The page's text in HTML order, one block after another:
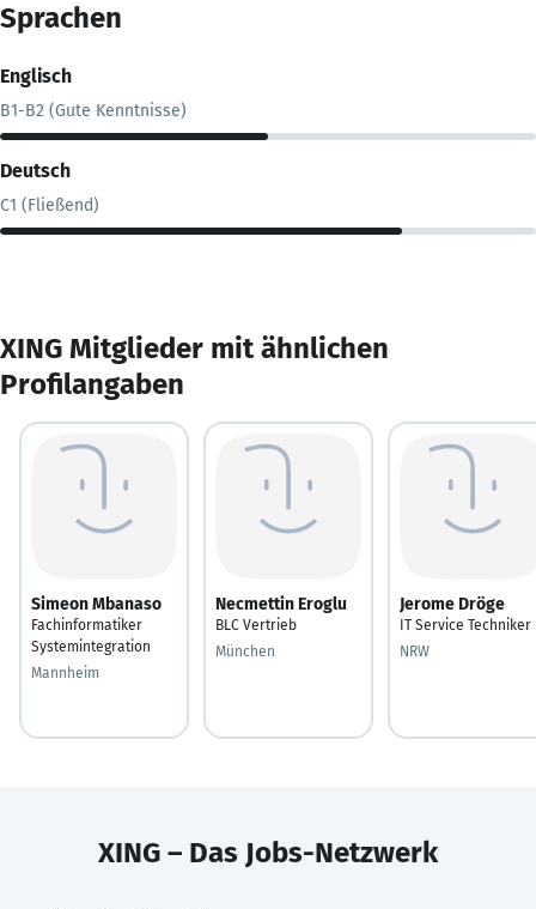
Sprachen
Englisch
B1-B2 (Gute Kenntnisse)
Deutsch
C1 (Fließend)
XING Mitglieder mit ähnlichen
Profilangaben
Simeon Mbanaso
Fachinformatiker
Systemintegration
Mannheim
Necmettin Eroglu
BLC Vertrieb
München
Jerome Dröge
IT Service Techniker
NRW
XING – Das Jobs-Netzwerk